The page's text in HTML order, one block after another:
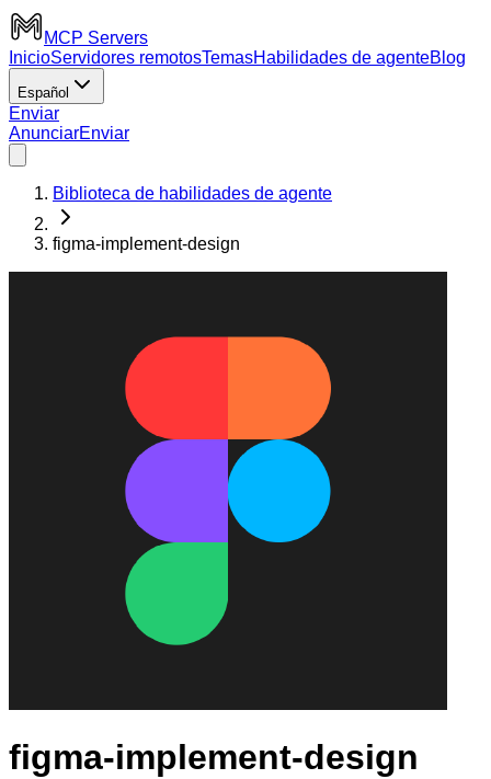
MCP Servers
InicioServidores remotosTemasHabilidades de agenteBlog
Español
Enviar
AnunciarEnviar
Biblioteca de habilidades de agente
figma-implement-design
figma-implement-design